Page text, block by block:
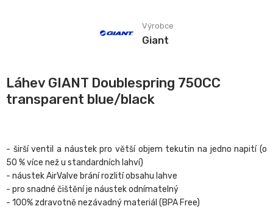
Výrobce
Giant
Láhev GIANT Doublespring 750CC
transparent blue/black
- širší ventil a náustek pro větší objem tekutin na jedno napití (o
50 % více než u standardních lahví)
- náustek AirValve brání rozlití obsahu lahve
- pro snadné čištění je náustek odnímatelný
- 100% zdravotně nezávadný materiál (BPA Free)